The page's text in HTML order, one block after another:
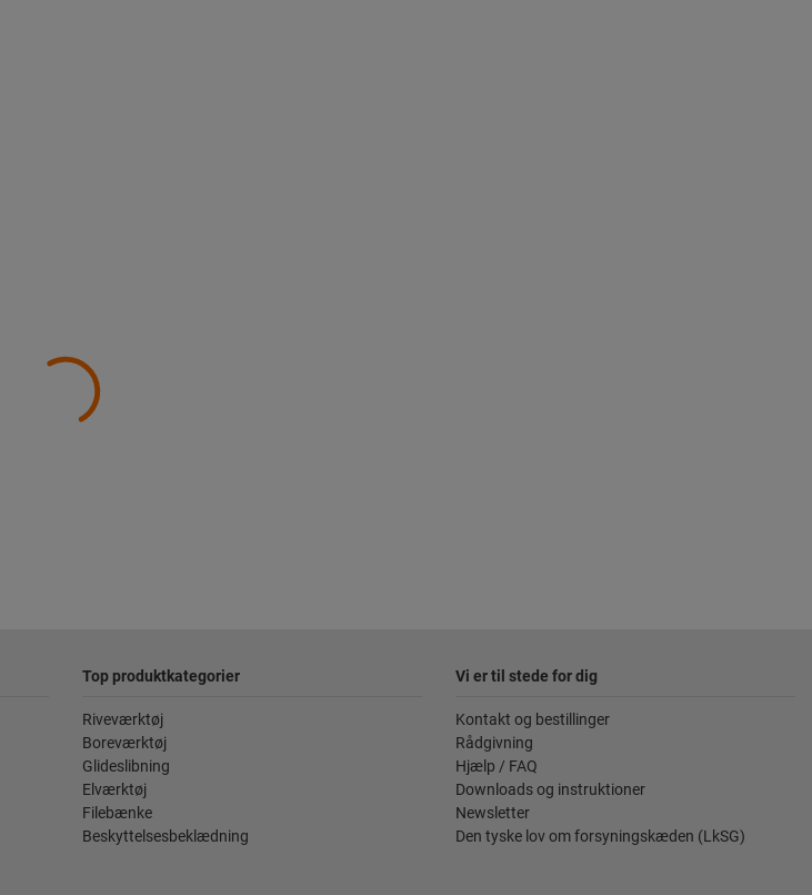
Top produktkategorier
Riveværktøj
Boreværktøj
Glideslibning
Elværktøj
Filebænke
Beskyttelsesbeklædning
Vi er til stede for dig
Kontakt og bestillinger
Rådgivning
Hjælp / FAQ
Downloads og instruktioner
Newsletter
Den tyske lov om forsyningskæden (LkSG)